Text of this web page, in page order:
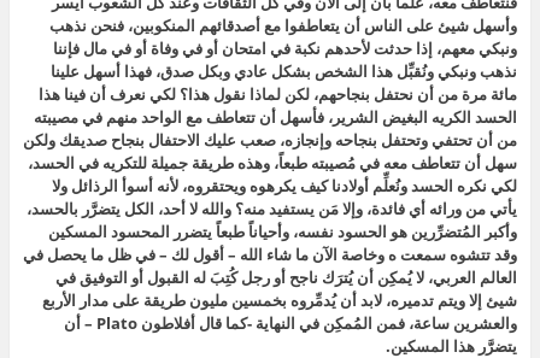
وأسهل شيئ على الناس أن يتعاطفوا مع أصدقائهم المنكوبين، فنحن نذهب
ونبكي معهم، إذا حدثت لأحدهم نكبة في امتحان أو في وفاة أو في مال فإننا
نذهب ونبكي ونُقبِّل هذا الشخص بشكل عادي وبكل صدق، فهذا أسهل علينا
مائة مرة من أن نحتفل بنجاحهم، لكن لماذا نقول هذا؟ لكي نعرف أن فينا هذا
الحسد الكريه البغيض الشرير، فأسهل أن تتعاطف مع الواحد منهم في مصيبته
من أن تحتفي وتحتفل بنجاحه وإنجازه، صعب عليك الاحتفال بنجاح صديقك ولكن
سهل أن تتعاطف معه في مُصيبته طبعاً، وهذه طريقة جميلة للتكريه في الحسد،
لكي نكره الحسد ونُعلِّم أولادنا كيف يكرهوه ويحتقروه، لأنه أسوأ الرذائل ولا
يأتي من ورائه أي فائدة، وإلا مَن يستفيد منه؟ والله لا أحد، الكل يتضرَّر بالحسد،
وأكبر المُتضرِّرين هو الحسود نفسه، وأحياناً طبعاً يتضرر المحسود المسكين
وقد تتشوه سمعت ه وخاصة الآن ما شاء الله – أقول لك – في ظل ما يحصل في
العالم العربي، لا يُمكِن أن يُترَك ناجح أو رجل كُتِبَ له القبول أو التوفيق في
شيئ إلا ويتم تدميره، لابد أن يُدمِّروه بخمسين مليون طريقة على مدار الأربع
والعشرين ساعة، فمن المُمكِن في النهاية -كما قال أفلاطون Plato – أن
يتضرَّر هذا المسكين.